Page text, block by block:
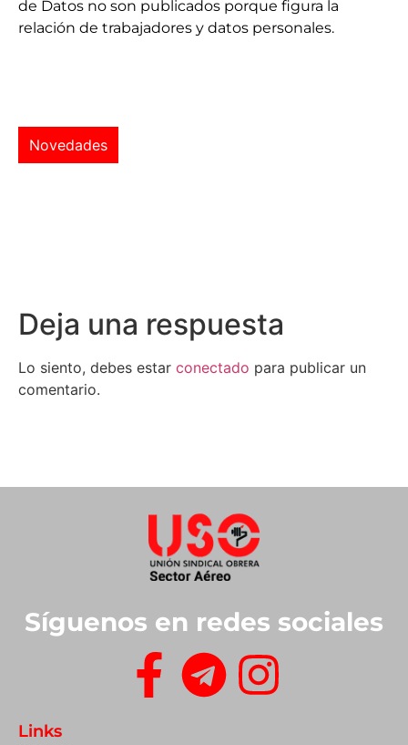
de Datos no son publicados porque figura la
relación de trabajadores y datos personales.
Novedades
Deja una respuesta
Lo siento, debes estar conectado para publicar un
comentario.
Síguenos en redes sociales
Links